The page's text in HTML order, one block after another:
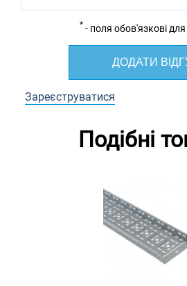
* - поля обов'язкові
ДОДАТИ
Зареєструватися
Подібні